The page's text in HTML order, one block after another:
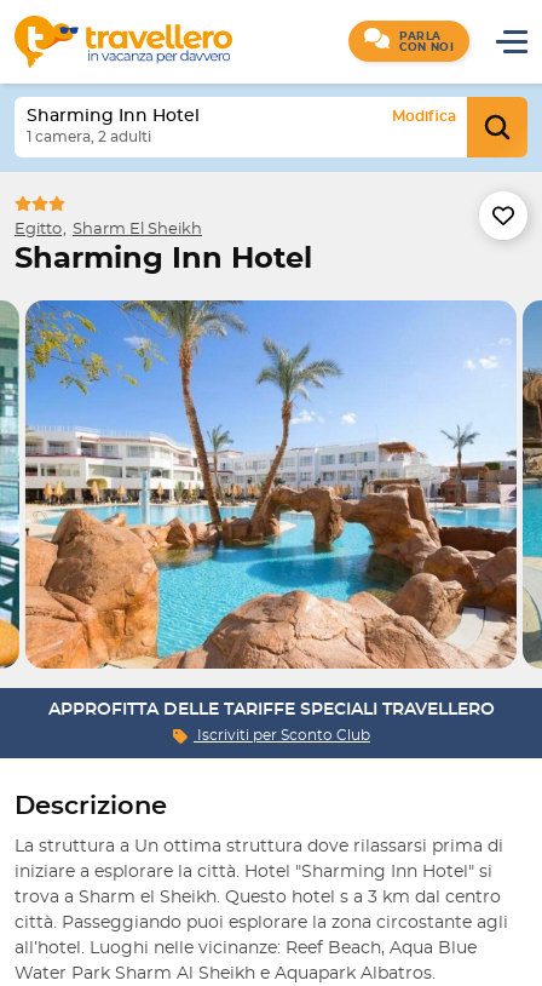
PARLA
CON NOI
Sharming Inn Hotel
Modifica
1 camera, 2 adulti
Egitto Sharm El Sheikh
Sharming Inn Hotel
APPROFITTA DELLE TARIFFE SPECIALI TRAVELLERO
Iscriviti per Sconto Club
Descrizione
La struttura a Un ottima struttura dove rilassarsi prima di
iniziare a esplorare la città. Hotel "Sharming Inn Hotel" si
trova a Sharm el Sheikh. Questo hotel s a 3 km dal centro
città. Passeggiando puoi esplorare la zona circostante agli
all’hotel. Luoghi nelle vicinanze: Reef Beach, Aqua Blue
Water Park Sharm Al Sheikh e Aquapark Albatros.